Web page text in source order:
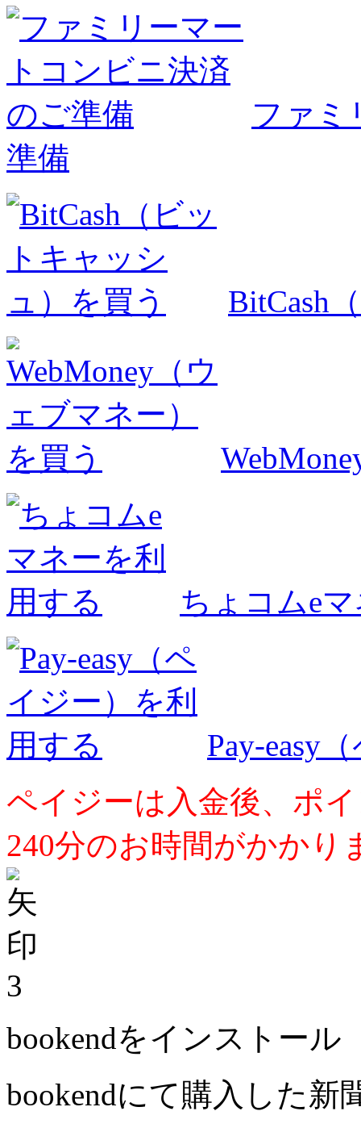
ファミ
準備
BitCash
ちょコムe
Pay-easy
ペイジーは入金後、ポ
240分のお時間がかかり
3
bookendをインストール
bookendにて購入した新